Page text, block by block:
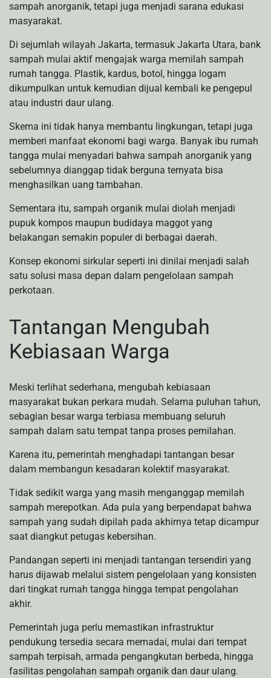
sampah anorganik, tetapi juga menjadi sarana edukasi
masyarakat.
Di sejumlah wilayah Jakarta, termasuk Jakarta Utara, bank
sampah mulai aktif mengajak warga memilah sampah
rumah tangga. Plastik, kardus, botol, hingga logam
dikumpulkan untuk kemudian dijual kembali ke pengepul
atau industri daur ulang.
Skema ini tidak hanya membantu lingkungan, tetapi juga
memberi manfaat ekonomi bagi warga. Banyak ibu rumah
tangga mulai menyadari bahwa sampah anorganik yang
sebelumnya dianggap tidak berguna ternyata bisa
menghasilkan uang tambahan.
Sementara itu, sampah organik mulai diolah menjadi
pupuk kompos maupun budidaya maggot yang
belakangan semakin populer di berbagai daerah.
Konsep ekonomi sirkular seperti ini dinilai menjadi salah
satu solusi masa depan dalam pengelolaan sampah
perkotaan.
Tantangan Mengubah
Kebiasaan Warga
Meski terlihat sederhana, mengubah kebiasaan
masyarakat bukan perkara mudah. Selama puluhan tahun,
sebagian besar warga terbiasa membuang seluruh
sampah dalam satu tempat tanpa proses pemilahan.
Karena itu, pemerintah menghadapi tantangan besar
dalam membangun kesadaran kolektif masyarakat.
Tidak sedikit warga yang masih menganggap memilah
sampah merepotkan. Ada pula yang berpendapat bahwa
sampah yang sudah dipilah pada akhirnya tetap dicampur
saat diangkut petugas kebersihan.
Pandangan seperti ini menjadi tantangan tersendiri yang
harus dijawab melalui sistem pengelolaan yang konsisten
dari tingkat rumah tangga hingga tempat pengolahan
akhir.
Pemerintah juga perlu memastikan infrastruktur
pendukung tersedia secara memadai, mulai dari tempat
sampah terpisah, armada pengangkutan berbeda, hingga
fasilitas pengolahan sampah organik dan daur ulang.